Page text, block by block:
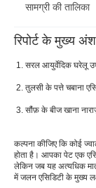
सामग्री की तालिका
एसिड
रिपोर्ट के मुख्य अंश
सरल आयुर्वेदिक घरेलू
तुलसी के पत्ते चबाना
सौंफ़ के बीज खाना
कल्पना कीजिए कि कोई
होता है। आपका पेट एक
लेकिन जब यह अत्यधिक
में जलन एसिडिटी के मुख्य